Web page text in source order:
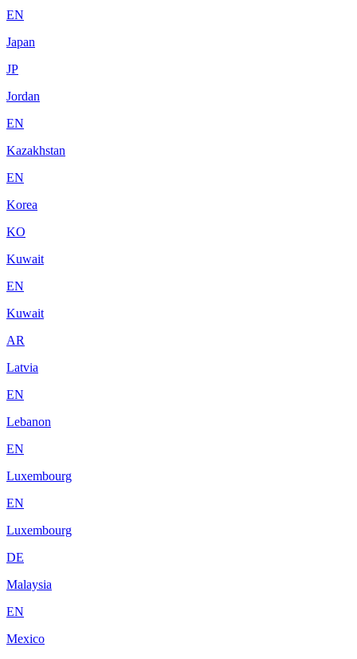
EN
Japan
JP
Jordan
EN
Kazakhstan
EN
Korea
KO
Kuwait
EN
Kuwait
AR
Latvia
EN
Lebanon
EN
Luxembourg
EN
Luxembourg
DE
Malaysia
EN
Mexico